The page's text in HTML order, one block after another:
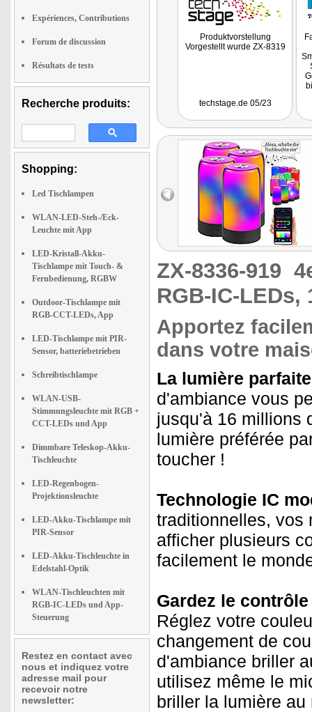
Expériences, Contributions
Forum de discussion
Résultats de tests
Recherche produits:
Shopping:
Led Tischlampen
WLAN-LED-Steh-/Eck-
Leuchte mit App
LED-Kristall-Akku-
Tischlampe mit Touch- &
Fernbedienung, RGBW
Outdoor-Tischlampe mit
RGB-CCT-LEDs, App
LED-Tischlampe mit PIR-
Sensor, batteriebetrieben
Schreibtischlampe
WLAN-USB-
Stimmungsleuchte mit RGB +
CCT-LEDs und App
Dimmbare Teleskop-Akku-
Tischleuchte
LED-Regenbogen-
Projektionsleuchte
LED-Akku-Tischlampe mit
PIR-Sensor
LED-Akku-Tischleuchte in
Edelstahl-Optik
WLAN-Tischleuchten mit
RGB-IC-LEDs und App-
Steuerung
Restez en contact avec
nous et indiquez votre
adresse mail pour
recevoir notre
newsletter:
Produktvorstellung
Vorgestellt wurde ZX-8319
techstage.de 05/23
ZX-8336-919
RGB-IC-
Apportez
dans votre
La lumière
d'ambiance vous
jusqu'à 16 millions
lumière préférée
toucher !
Technologie IC
traditionnelles, vos
afficher plusieurs
facilement le
Gardez le
Réglez votre
changement de
d'ambiance briller
utilisez même le
briller la lumière